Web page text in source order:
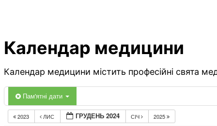
Календар медицини
Календар медицини містить професійні свята
Пам'ятні дати
2023 ЛИС ГРУДЕНЬ 2024 СІЧ 2025